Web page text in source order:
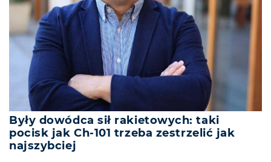
Były dowódca sił rakietowych: taki
pocisk jak Ch-101 trzeba zestrzelić jak
najszybciej